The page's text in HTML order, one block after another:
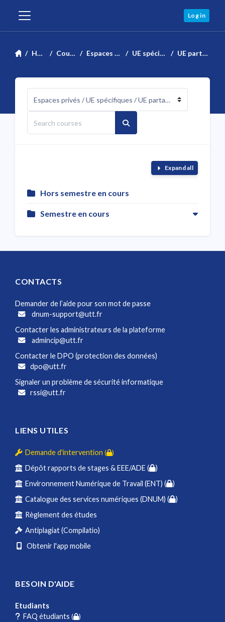
Log in
Home Courses Espaces privés UE spécifiques UE partagées
Course categories
Search courses
Expand all
Hors semestre en cours
Semestre en cours
CONTACTS
Demander de l’aide pour son mot de passe
dnum-support@utt.fr
Contacter les administrateurs de la plateforme
admincip@utt.fr
Contacter le DPO (protection des données)
dpo@utt.fr
Signaler un problème de sécurité informatique
rssi@utt.fr
LIENS UTILES
Demande d'intervention ( )
Dépôt rapports de stages & EEE/ADE (
)
Environnement Numérique de Travail (ENT) (
)
Catalogue des services numériques (DNUM) (
)
Règlement des études
Antiplagiat (Compilatio)
Obtenir l'app mobile
BESOIN D'AIDE
Etudiants
FAQ étudiants ( )